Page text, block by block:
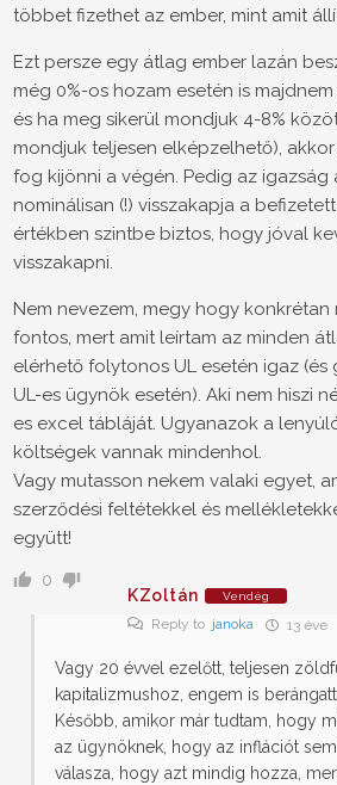
többet fizethet az ember, mint amit
Ezt persze egy átlag ember lazán
még 0%-os hozam esetén is
és ha meg sikerül mondjuk 4-8%
mondjuk teljesen elképzelhető),
fog kijönni a végén. Pedig az igazság
nominálisan (!) visszakapja a
értékben szintbe biztos, hogy jóval
visszakapni.
Nem nevezem, megy hogy konkrétan
fontos, mert amit leírtam az minden
elérhető folytonos UL esetén igaz
UL-es ügynök esetén). Aki nem hiszi
es excel tábláját. Ugyanazok a
költségek vannak mindenhol.
Vagy mutasson nekem valaki egyet,
szerződési feltétekkel és
együtt!
0
KZoltán
Vendég
Reply to janoka 13 éve
Vagy 20 évvel ezelőtt, teljesen
kapitalizmushoz, engem is
Később, amikor már tudtam, hogy
az ügynöknek, hogy az inflációt
válasza, hogy azt mindig hozza,